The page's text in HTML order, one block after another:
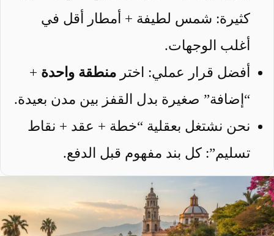
كثيرة: شمس لطيفة + أمطار أقل في
أغلب الوجهات.
أفضل قرار عملي: اختر منطقة واحدة +
“إضافة” صغيرة بدل القفز بين مدن بعيدة.
نحن نشتغل بعقلية “خطة + عقد + نقاط
تسليم”: كل بند مفهوم قبل الدفع.